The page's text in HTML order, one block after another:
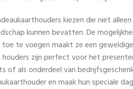
kiezen die niet
kunnen bevatten. De
te voegen maakt ze een
zijn perfect voor het
of als onderdeel van
en maak hun speciale